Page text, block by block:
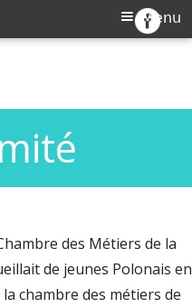
Menu
des Métiers de la
de jeunes Polonais en
chambre des métiers de